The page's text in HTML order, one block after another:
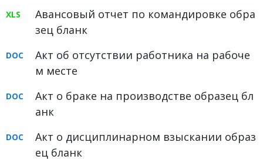
Авансовый отчет по командировке обра
зец бланк
Акт об отсутствии работника на рабоче
м месте
Акт о браке на производстве образец бл
анк
Акт о дисциплинарном взыскании образ
ец бланк
Миграционное право
Налоговое право
Семейное право
Уголовное право
Юридические новости